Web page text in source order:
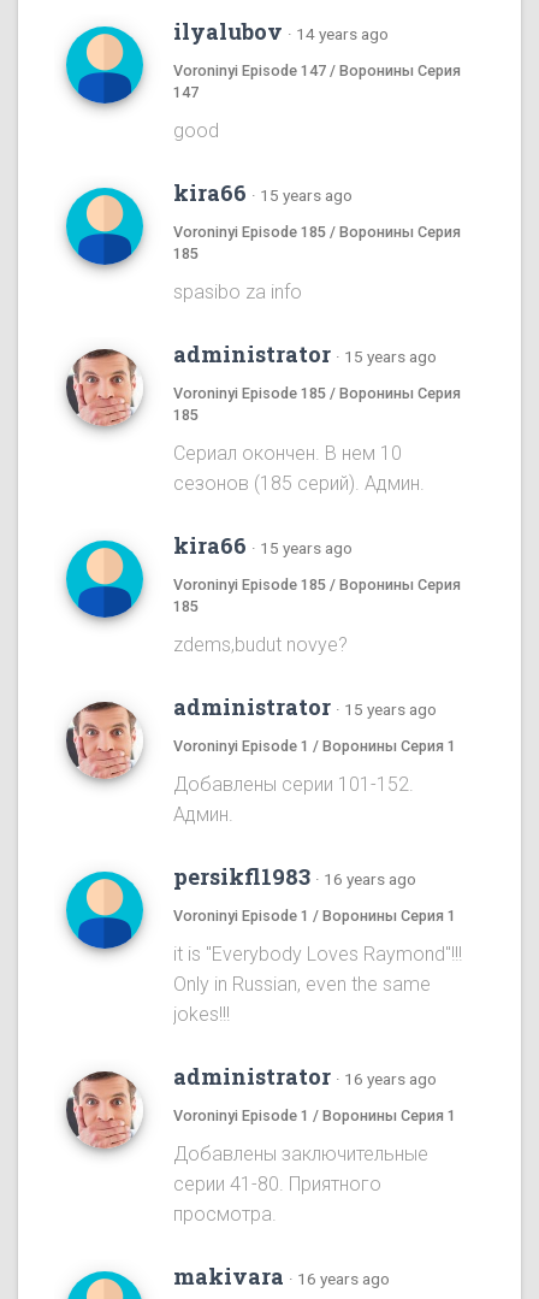
ilyalubov · 14 years ago
Voroninyi Episode 147 / Воронины Серия
147
good
kira66 · 15 years ago
Voroninyi Episode 185 / Воронины Серия
185
spasibo za info
administrator · 15 years ago
Voroninyi Episode 185 / Воронины Серия
185
Сериал окончен. В нем 10
сезонов (185 серий). Админ.
kira66 · 15 years ago
Voroninyi Episode 185 / Воронины Серия
185
zdems,budut novye?
administrator · 15 years ago
Voroninyi Episode 1 / Воронины Серия 1
Добавлены серии 101-152.
Админ.
persikfl1983 · 16 years ago
Voroninyi Episode 1 / Воронины Серия 1
it is "Everybody Loves Raymond"!!!
Only in Russian, even the same
jokes!!!
administrator · 16 years ago
Voroninyi Episode 1 / Воронины Серия 1
Добавлены заключительные
серии 41-80. Приятного
просмотра.
makivara · 16 years ago